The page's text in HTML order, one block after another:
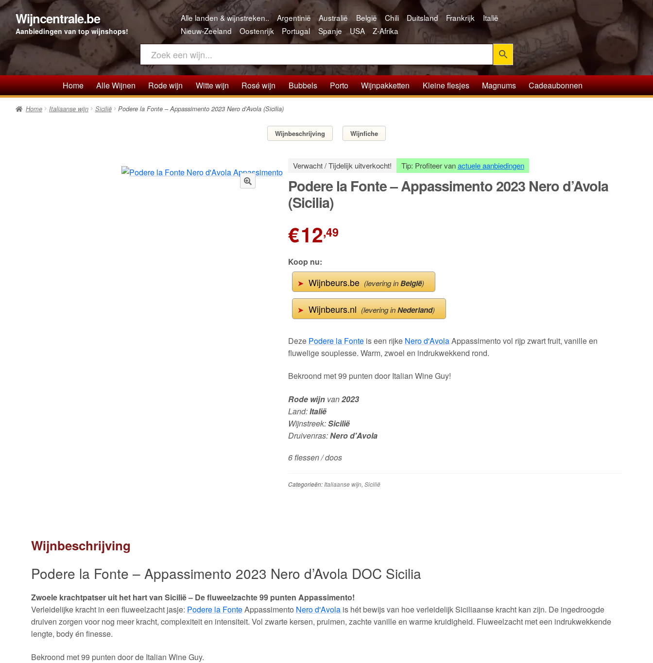
Ga
door
naar
navigatie
Ga
direct
naar
Wijncentrale.be
Aanbiedingen van top wijnshops!
Alle landen & wijnstreken.. Argentinië Australië België Chili Duitsland Frankrijk
Italië
Nieuw-Zeeland
Oostenrijk Portugal Spanje USA Z-Afrika
Home Alle Wijnen Rode wijn Witte wijn Rosé wijn Bubbels Porto Wijnpakketten Kleine flesjes Magnums Cadeaubonnen
Home Italiaanse wijn Sicilië Podere la Fonte – Appassimento 2023 Nero d’Avola (Sicilia)
Wijnbeschrijving Wijnfiche
Verwacht / Tijdelijk uitverkocht! Tip: Profiteer vanactuele aanbiedingen
Podere la Fonte – Appassimento 2023 Nero d’Avola
(Sicilia)
€12,49
Koop nu:
➤Wijnbeurs.be(levering inBelgië)
➤Wijnbeurs.nl(levering inNederland)
Deze Podere la Fonteis een rijke Nero d'AvolaAppassimento vol rijp zwart fruit, vanille en
fluwelige souplesse. Warm, zwoel en indrukwekkend rond.
Bekroond met 99 punten door Italian Wine Guy!
Rode wijnvan2023
Land:Italië
Wijnstreek:Sicilië
Druivenras:Nero d'Avola
6 flessen / doos
Categorieën: Italiaanse wijn, Sicilië
Wijnbeschrijving
Podere la Fonte – Appassimento 2023 Nero d’Avola DOC Sicilia
Zwoele krachtpatser uit het hart van Sicilië – De fluweelzachte 99 punten Appassimento!
Verleidelijke kracht in een fluweelzacht jasje: Podere la FonteAppassimento Nero d'Avola is hét bewijs van hoe verleidelijk Siciliaanse kracht kan zijn. De ingedroogde
druiven zorgen voor nog meer kracht, complexiteit en intensiteit. Vol zwarte kersen, pruimen, zachte vanille en warme kruidigheid. Fluweelzacht met een indrukwekkende
lengte, body én finesse.
Bekroond met 99 punten door de Italian Wine Guy.